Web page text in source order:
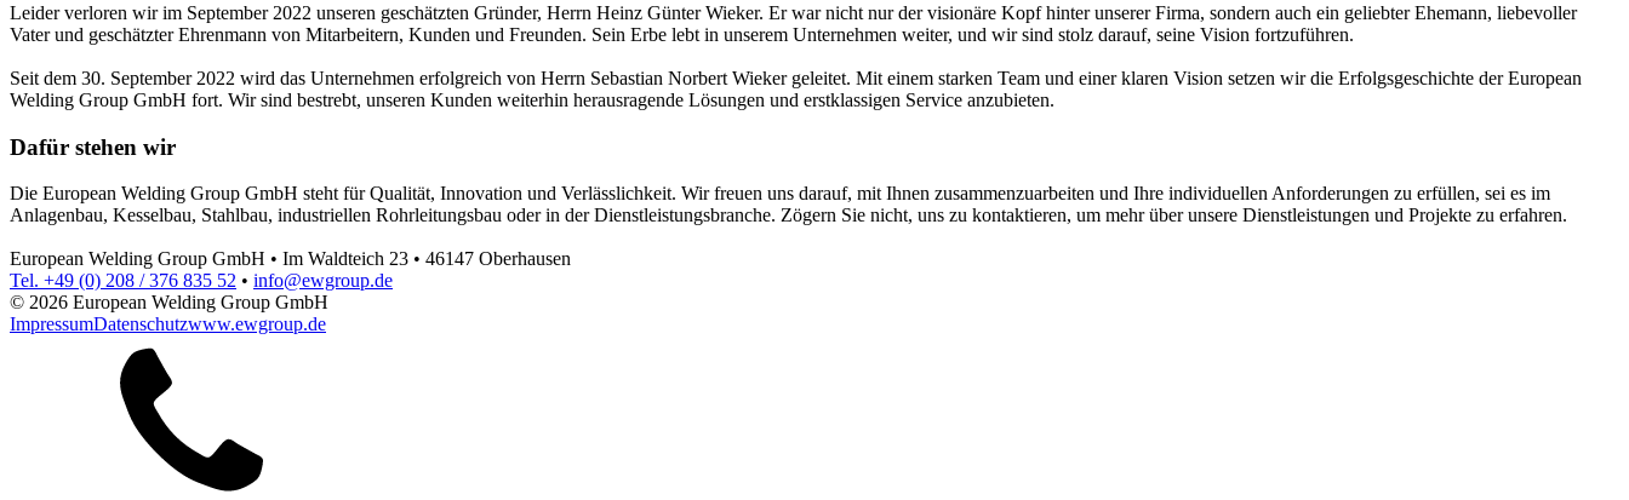
Leider verloren wir im September 2022 unseren geschätzten Gründer, Herrn Heinz Günter Wieker. Er war nicht nur der visionäre Kopf hinter unserer Firma, sondern auch ein geliebter Ehemann, liebevoller
Vater und geschätzter Ehrenmann von Mitarbeitern, Kunden und Freunden. Sein Erbe lebt in unserem Unternehmen weiter, und wir sind stolz darauf, seine Vision fortzuführen.
Seit dem 30. September 2022 wird das Unternehmen erfolgreich von Herrn Sebastian Norbert Wieker geleitet. Mit einem starken Team und einer klaren Vision setzen wir die Erfolgsgeschichte der European
Welding Group GmbH fort. Wir sind bestrebt, unseren Kunden weiterhin herausragende Lösungen und erstklassigen Service anzubieten.
Dafür stehen wir
Die European Welding Group GmbH steht für Qualität, Innovation und Verlässlichkeit. Wir freuen uns darauf, mit Ihnen zusammenzuarbeiten und Ihre individuellen Anforderungen zu erfüllen, sei es im
Anlagenbau, Kesselbau, Stahlbau, industriellen Rohrleitungsbau oder in der Dienstleistungsbranche. Zögern Sie nicht, uns zu kontaktieren, um mehr über unsere Dienstleistungen und Projekte zu erfahren.
European Welding Group GmbH • Im Waldteich 23 • 46147 Oberhausen
Tel. +49 (0) 208 / 376 835 52 • info@ewgroup.de
© 2026 European Welding Group GmbH
ImpressumDatenschutzwww.ewgroup.de